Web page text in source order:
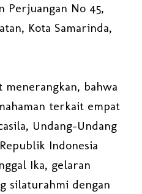
Perjuangan No 45,
Kota Samarinda,
bahwa
terkait empat
Undang-Undang
Indonesia
Ika, gelaran
silaturahmi dengan